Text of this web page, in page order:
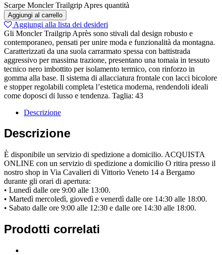
Scarpe Moncler Trailgrip Apres quantità
Aggiungi al carrello
Aggiungi alla lista dei desideri
Gli Moncler Trailgrip Après sono stivali dal design robusto e
contemporaneo, pensati per unire moda e funzionalità da montagna.
Caratterizzati da una suola carrarmato spessa con battistrada
aggressivo per massima trazione, presentano una tomaia in tessuto
tecnico nero imbottito per isolamento termico, con rinforzo in
gomma alla base. Il sistema di allacciatura frontale con lacci bicolore
e stopper regolabili completa l’estetica moderna, rendendoli ideali
come doposci di lusso e tendenza. Taglia: 43
Descrizione
Descrizione
È disponibile un servizio di spedizione a domicilio. ACQUISTA
ONLINE con un servizio di spedizione a domicilio O ritira presso il
nostro shop in Via Cavalieri di Vittorio Veneto 14 a Bergamo
durante gli orari di apertura:
• Lunedì dalle ore 9:00 alle 13:00.
• Martedì mercoledì, giovedì e venerdì dalle ore 14:30 alle 18:00.
• Sabato dalle ore 9:00 alle 12:30 e dalle ore 14:30 alle 18:00.
Prodotti correlati